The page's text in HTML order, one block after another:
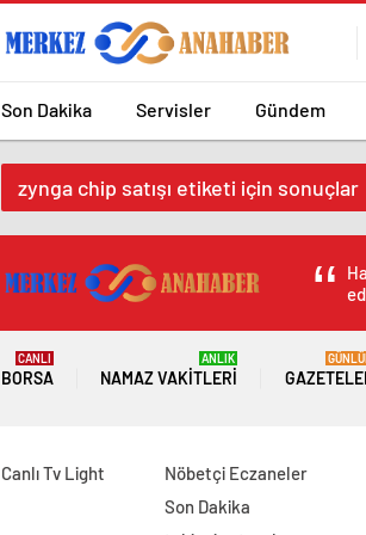
Son Dakika Servisler Gündem
zynga chip satışı etiketi için sonuçlar
BORSA
CANLI
NAMAZ VAKITLERI
ANLIK
Canlı Tv Light
Nöbetçi Eczaneler
Son Dakika